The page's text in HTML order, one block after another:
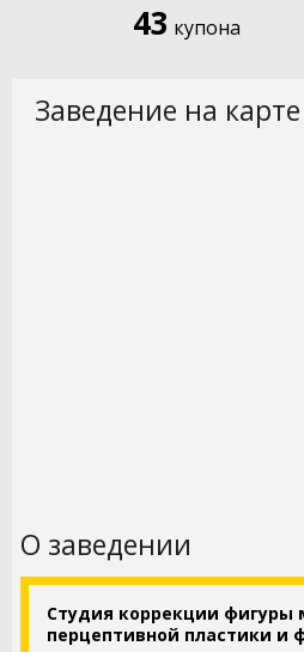
43 купона
Заведение на карте
О заведении
Студия коррекции фигуры
перцептивной пластики и